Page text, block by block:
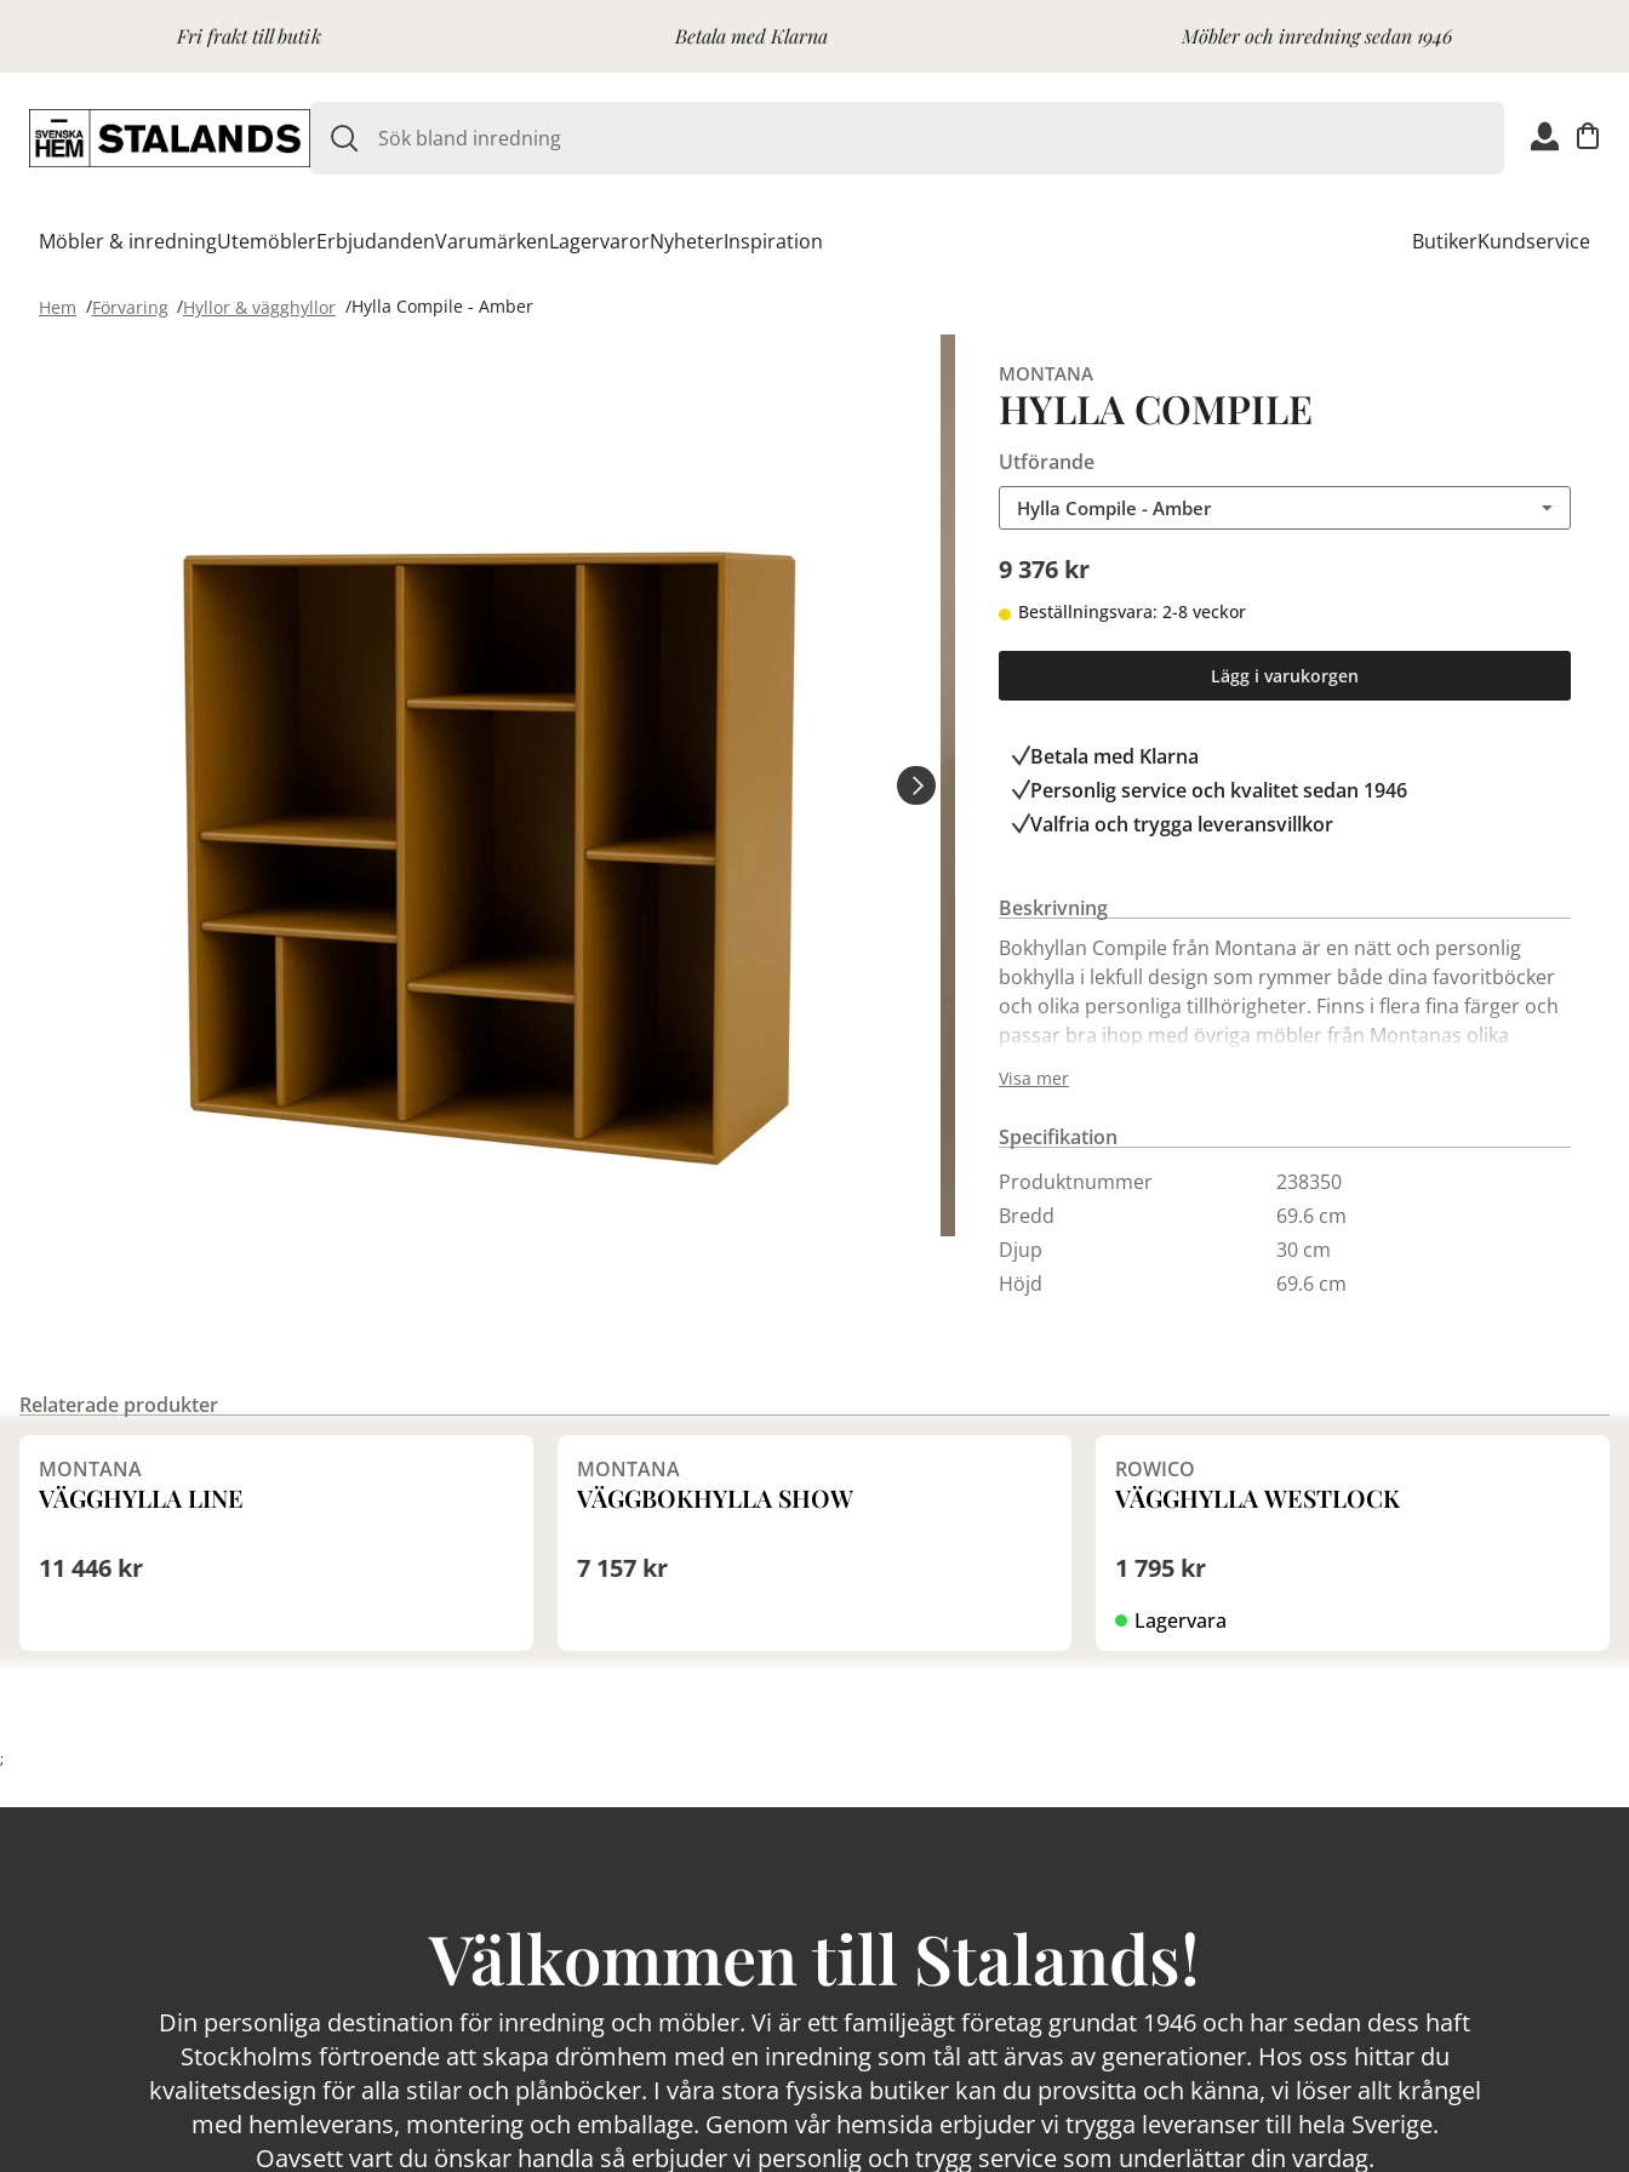
Fri frakt till butik Betala med Klarna Möbler och inredning sedan 1946
Möbler & inredningUtemöblerErbjudandenVarumärkenLagervarorNyheterInspiration ButikerKundservice
Hem Förvaring Hyllor & vägghyllor Hylla Compile - Amber
MONTANA
HYLLA COMPILE
Utförande
Hylla Compile - Amber
9 376 kr
Beställningsvara: 2-8 veckor
Lägg i varukorgen
Betala med Klarna
Personlig service och kvalitet sedan 1946
Valfria och trygga leveransvillkor
Beskrivning
Bokhyllan Compile från Montana är en nätt och personlig
bokhylla i lekfull design som rymmer både dina favoritböcker
och olika personliga tillhörigheter. Finns i flera fina färger och
passar bra ihop med övriga möbler från Montanas olika
sockel eller ben i metall.
Montana visas endast i butik i Täby.
Visa mer
Specifikation
Produktnummer
238350
Bredd
69.6 cm
Djup
30 cm
Höjd
69.6 cm
Relaterade produkter Finns i fler val (16)
MONTANA
VÄGGHYLLA LINE
11 446 kr
Finns i fler val (14)
MONTANA
VÄGGBOKHYLLA SHOW
7 157 kr
Finns i fler val (2)
ROWICO
VÄGGHYLLA WESTLOCK
1 795 kr
Lagervara
;
Välkommen till Stalands!
Din personliga destination för inredning och möbler. Vi är ett familjeägt företag grundat 1946 och har sedan dess haft
Stockholms förtroende att skapa drömhem med en inredning som tål att ärvas av generationer. Hos oss hittar du
kvalitetsdesign för alla stilar och plånböcker. I våra stora fysiska butiker kan du provsitta och känna, vi löser allt krångel
med hemleverans, montering och emballage. Genom vår hemsida erbjuder vi trygga leveranser till hela Sverige.
Oavsett vart du önskar handla så erbjuder vi personlig och trygg service som underlättar din vardag.